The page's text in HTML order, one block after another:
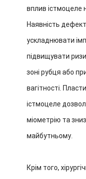
вплив істмоцеле
Наявність
ускладнювати
підвищувати
зоні рубця або
вагітності.
істмоцеле
міометрію та
майбутньому.
Крім того,